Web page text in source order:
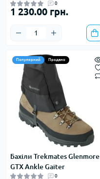
0
1 230.00 грн.
Популярний Продано
Бахіли Trekmates Glenmore
GTX Ankle Gaiter
0